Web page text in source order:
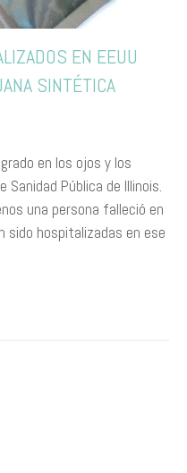
EN EEUU
SINTÉTICA
en los ojos y los
Pública de Illinois.
una persona falleció en
sido hospitalizadas en ese